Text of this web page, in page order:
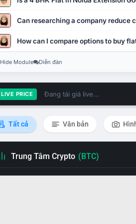
Can researching a company reduce
How can I compare options to buy
Hide Module Diễn đàn
LIVE PRICE Đang tải giá live...
Tất cả Văn bản
Trung Tâm Crypto (BTC)